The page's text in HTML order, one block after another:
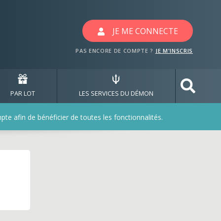
JE ME CONNECTE
PAS ENCORE DE COMPTE ? JE M'INSCRIS
PAR LOT LES SERVICES DU DÉMON
afin de bénéficier de toutes les fonctionnalités.